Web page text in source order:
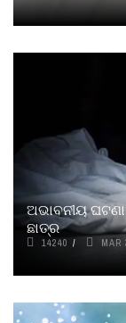
ଅଭାବନୀୟ
ଛାତ୍ର
14240 MAR